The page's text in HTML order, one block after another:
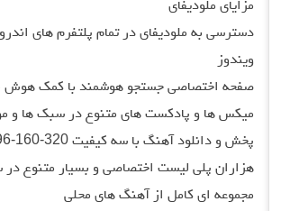
مزایای ملودیفای
ویندوز
صفحه اختصاصی جستجو هوشمند با کمک هوش
میکس ها و پادکست های متنوع در سبک ها و
پخش و دانلود آهنگ با سه کیفیت 320-160-96
هزاران پلی لیست اختصاصی و بسیار متنوع
مجموعه ای کامل از آهنگ های محلی